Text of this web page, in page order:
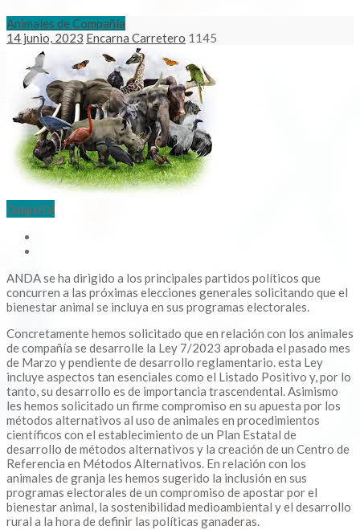
Animales de Compañía
14 junio, 2023 Encarna Carretero 1145
Comparte!
ANDA se ha dirigido a los principales partidos políticos que
concurren a las próximas elecciones generales solicitando que el
bienestar animal se incluya en sus programas electorales.
Concretamente hemos solicitado que en relación con los animales
de compañía se desarrolle la Ley 7/2023 aprobada el pasado mes
de Marzo y pendiente de desarrollo reglamentario. esta Ley
incluye aspectos tan esenciales como el Listado Positivo y, por lo
tanto, su desarrollo es de importancia trascendental. Asimismo
les hemos solicitado un firme compromiso en su apuesta por los
métodos alternativos al uso de animales en procedimientos
científicos con el establecimiento de un Plan Estatal de
desarrollo de métodos alternativos y la creación de un Centro de
Referencia en Métodos Alternativos. En relación con los
animales de granja les hemos sugerido la inclusión en sus
programas electorales de un compromiso de apostar por el
bienestar animal, la sostenibilidad medioambiental y el desarrollo
rural a la hora de definir las políticas ganaderas.